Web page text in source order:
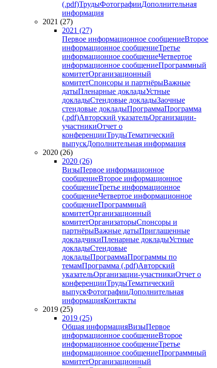
(.pdf)ТрудыФотографииДополнительная
информация
2021 (27)
2021 (27)
Первое информационное сообщениеВторое
информационное сообщениеТретье
информационное сообщениеЧетвертое
информационное сообщениеПрограммный
комитетОрганизационный
комитетСпонсоры и партнёрыВажные
датыПленарные докладыУстные
докладыСтендовые докладыЗаочные
стендовые докладыПрограммаПрограмма
(.pdf)Авторский указательОрганизации-
участникиОтчет о
конференцииТрудыТематический
выпускДополнительная информация
2020 (26)
2020 (26)
ВизыПервое информационное
сообщениеВторое информационное
сообщениеТретье информационное
сообщениеЧетвертое информационное
сообщениеПрограммный
комитетОрганизационный
комитетОрганизаторыСпонсоры и
партнёрыВажные датыПриглашенные
докладчикиПленарные докладыУстные
докладыСтендовые
докладыПрограммаПрограммы по
темамПрограмма (.pdf)Авторский
указательОрганизации-участникиОтчет о
конференцииТрудыТематический
выпускФотографииДополнительная
информацияКонтакты
2019 (25)
2019 (25)
Общая информацияВизыПервое
информационное сообщениеВторое
информационное сообщениеТретье
информационное сообщениеПрограммный
комитетОрганизационный